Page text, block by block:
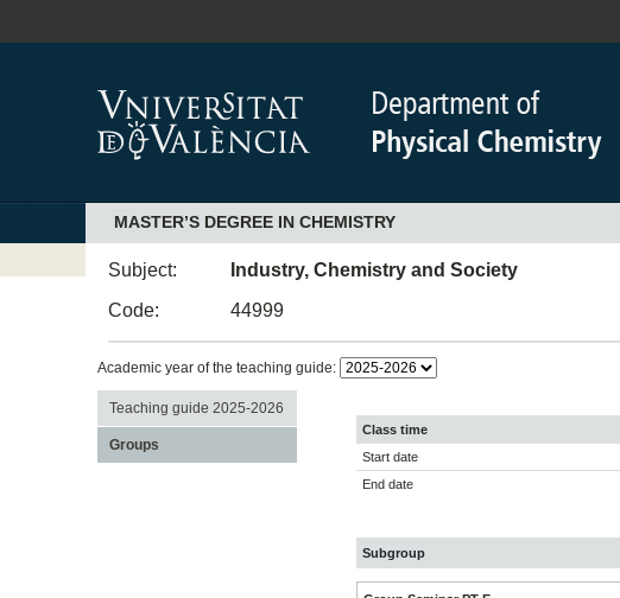
MASTER’S DEGREE IN CHEMISTRY
Subject:
Industry, Chemistry and Society
Code:
44999
Academic year of the teaching guide:
Teaching guide 2025-2026
Groups
Class time
Start date
End date
Subgroup